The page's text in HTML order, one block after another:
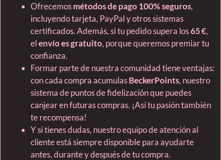
Ofrecemosmétodos de pago 100% seguros,
incluyendo tarjeta, PayPal y otros sistemas
certificados. Además, si tu pedido supera los65 €,
elenvío es gratuito, porque queremos premiar tu
confianza.
Formar parte de nuestra comunidad tiene ventajas:
con cada compra acumulasBeckerPoints, nuestro
sistema de puntos de fidelización que puedes
canjear en futuras compras. ¡Así tu pasión también
te recompensa!
Y si tienes dudas, nuestro equipo de atención al
cliente está siempre disponible para ayudarte
antes, durante y después de tu compra.